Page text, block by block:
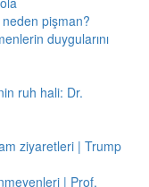
pişman?
duygularını
ruh hali: Dr.
ziyaretleri | Trump
| Prof.